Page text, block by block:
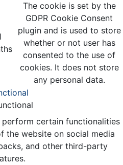
The cookie is set by the
GDPR Cookie Consent
plugin and is used to store
whether or not user has
consented to the use of
cookies. It does not store
any personal data.
certain functionalities
the website on social media
and other third-party